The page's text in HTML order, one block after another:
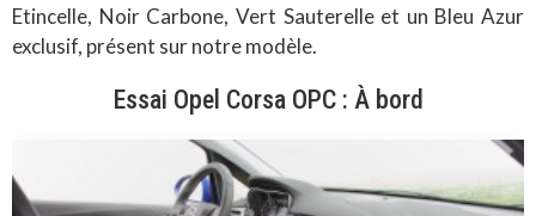
Etincelle, Noir Carbone, Vert Sauterelle et un Bleu Azur
exclusif, présent sur notre modèle.
Essai Opel Corsa OPC : À bord